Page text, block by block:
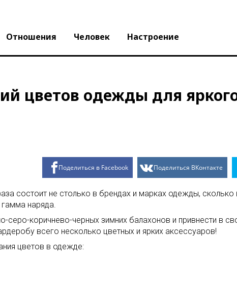
Отношения Человек Настроение
цветов одежды для
Поделиться в Facebook Поделиться ВКонтакте
состоит не столько в брендах и марках одежды,
наряда.
коричнево-черных зимних балахонов и привнести в
всего несколько цветных и ярких аксессуаров!
цветов в одежде: